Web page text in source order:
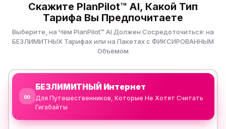
Скажите PlanPilot™ AI, Какой Тип
Тарифа Вы Предпочитаете
Выберите, на Чём PlanPilot™ AI Должен Сосредоточиться: на
БЕЗЛИМИТНЫХ Тарифах или на Пакетах с ФИКСИРОВАННЫМ
Объёмом
∞
БЕЗЛИМИТНЫЙ Интернет
Для Путешественников, Которые Не Хотят Считать
Гигабайты